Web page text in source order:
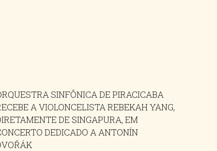
SINFÔNICA DE PIRACICABA
A VIOLONCELISTA REBEKAH YANG,
DE SINGAPURA, EM
DEDICADO A ANTONÍN